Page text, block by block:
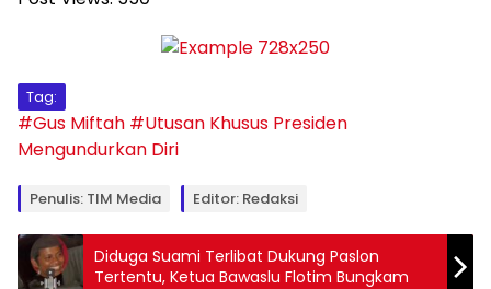
Tag:
#Gus Miftah #Utusan Khusus Presiden
Mengundurkan Diri
Penulis: TIM Media Editor: Redaksi
Diduga Suami Terlibat Dukung Paslon
Tertentu, Ketua Bawaslu Flotim Bungkam